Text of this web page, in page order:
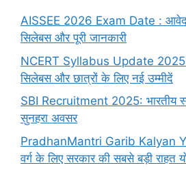
AISSEE 2026 Exam Date : आवेदन
सिलेबस और पूरी जानकारी
NCERT Syllabus Update 2025:
सिलेबस और छात्रों के लिए नई उम्मीदें
SBI Recruitment 2025: भारतीय
सुनहरा अवसर
PradhanMantri Garib Kalyan
वर्ग के लिए सरकार की सबसे बड़ी राहत